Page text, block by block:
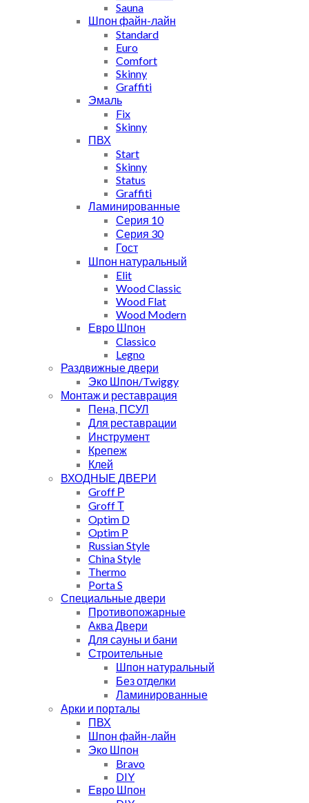
Sauna
Шпон файн-лайн
Standard
Euro
Comfort
Skinny
Graffiti
Эмаль
Fix
Skinny
ПВХ
Start
Skinny
Status
Graffiti
Ламинированные
Серия 10
Серия 30
Гост
Шпон натуральный
Elit
Wood Classic
Wood Flat
Wood Modern
Евро Шпон
Classico
Legno
Раздвижные двери
Эко Шпон/Twiggy
Монтаж и реставрация
Пена, ПСУЛ
Для реставрации
Инструмент
Крепеж
Клей
ВХОДНЫЕ ДВЕРИ
Groff Р
Groff Т
Optim D
Optim P
Russian Style
China Style
Thermo
Porta S
Специальные двери
Противопожарные
Аква Двери
Для сауны и бани
Строительные
Шпон натуральный
Без отделки
Ламинированные
Арки и порталы
ПВХ
Шпон файн-лайн
Эко Шпон
Bravo
DIY
Евро Шпон